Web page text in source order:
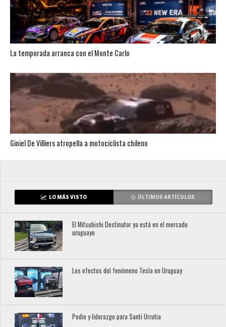
La temporada arranca con el Monte Carlo
Giniel De Villiers atropella a motociclista chileno
LO MÁS VISTO ÚLTIMOS ARTÍCULOS
El Mitsubishi Destinator ya está en el mercado
uruguayo
Los efectos del fenómeno Tesla en Uruguay
Podio y liderazgo para Santi Urrutia